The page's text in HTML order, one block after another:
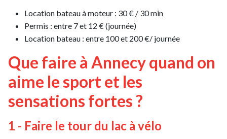
Location bateau à moteur : 30 € / 30 min
Permis : entre 7 et 12 € (journée)
Location bateau : entre 100 et 200 €/ journée
Que faire à Annecy quand on
aime le sport et les
sensations fortes ?
1 - Faire le tour du lac à vélo